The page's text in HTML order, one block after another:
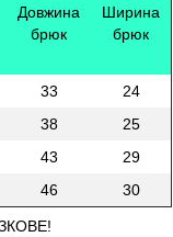
Довжина
брюк
Ширина
брюк
33
24
38
25
43
29
46 30